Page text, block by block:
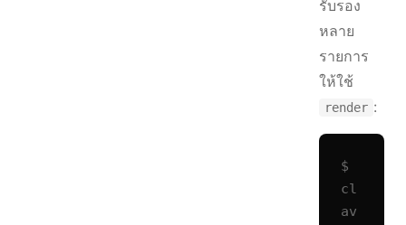
รับรอง
หลาย
รายการ
ให้ใช้
render :
$
cl
av